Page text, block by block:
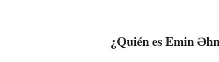
¿Quién es Emin